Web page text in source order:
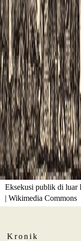
Eksekusi publik di luar
| Wikimedia Commons
Kronik